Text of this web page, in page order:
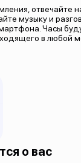
отвечайте
музыку и
Часы
в любой
о вас